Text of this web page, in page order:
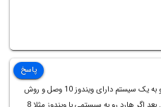
نکته: هارد تون رو به یک سیستم دارای ویندوز 10 وصل و روش
پاسخ